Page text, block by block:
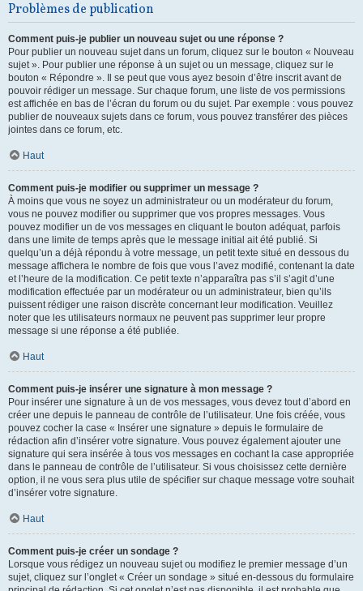
Problèmes de publication
Comment puis-je publier un nouveau sujet ou une réponse ?
Pour publier un nouveau sujet dans un forum, cliquez sur le bouton « Nouveau
sujet ». Pour publier une réponse à un sujet ou un message, cliquez sur le
bouton « Répondre ». Il se peut que vous ayez besoin d’être inscrit avant de
pouvoir rédiger un message. Sur chaque forum, une liste de vos permissions
est affichée en bas de l’écran du forum ou du sujet. Par exemple : vous pouvez
publier de nouveaux sujets dans ce forum, vous pouvez transférer des pièces
jointes dans ce forum, etc.
Haut
Comment puis-je modifier ou supprimer un message ?
À moins que vous ne soyez un administrateur ou un modérateur du forum,
vous ne pouvez modifier ou supprimer que vos propres messages. Vous
pouvez modifier un de vos messages en cliquant le bouton adéquat, parfois
dans une limite de temps après que le message initial ait été publié. Si
quelqu’un a déjà répondu à votre message, un petit texte situé en dessous du
message affichera le nombre de fois que vous l’avez modifié, contenant la date
et l’heure de la modification. Ce petit texte n’apparaîtra pas s’il s’agit d’une
modification effectuée par un modérateur ou un administrateur, bien qu’ils
puissent rédiger une raison discrète concernant leur modification. Veuillez
noter que les utilisateurs normaux ne peuvent pas supprimer leur propre
message si une réponse a été publiée.
Haut
Comment puis-je insérer une signature à mon message ?
Pour insérer une signature à un de vos messages, vous devez tout d’abord en
créer une depuis le panneau de contrôle de l’utilisateur. Une fois créée, vous
pouvez cocher la case « Insérer une signature » depuis le formulaire de
rédaction afin d’insérer votre signature. Vous pouvez également ajouter une
signature qui sera insérée à tous vos messages en cochant la case appropriée
dans le panneau de contrôle de l’utilisateur. Si vous choisissez cette dernière
option, il ne vous sera plus utile de spécifier sur chaque message votre souhait
d’insérer votre signature.
Haut
Comment puis-je créer un sondage ?
Lorsque vous rédigez un nouveau sujet ou modifiez le premier message d’un
sujet, cliquez sur l’onglet « Créer un sondage » situé en-dessous du formulaire